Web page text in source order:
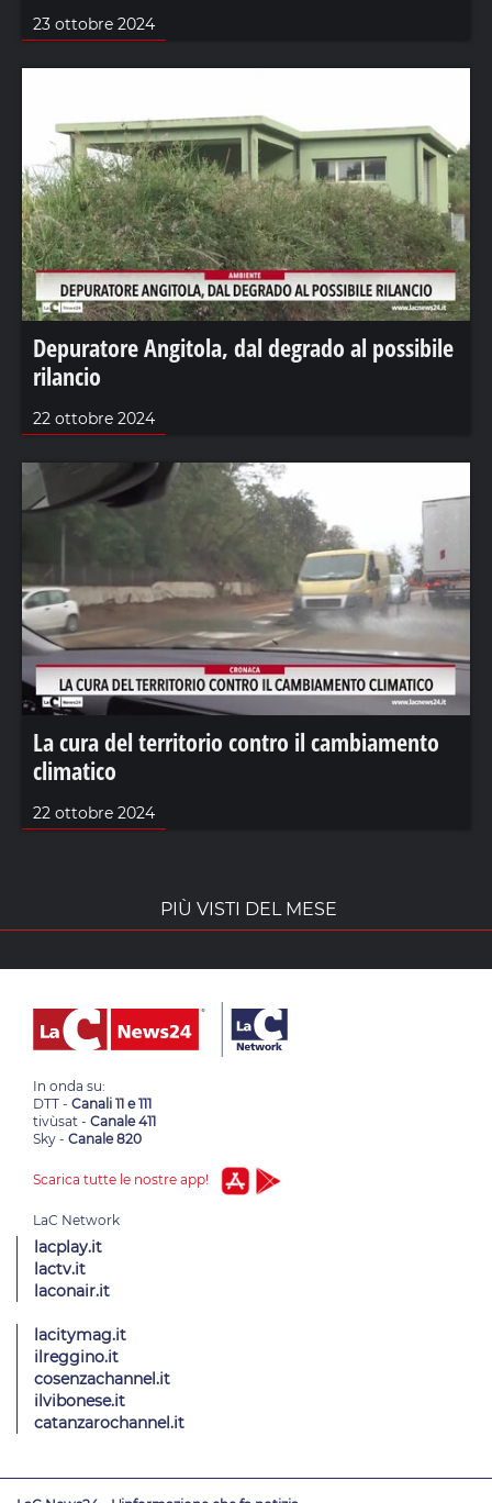
23 ottobre 2024
Depuratore Angitola, dal degrado al possibile
rilancio
22 ottobre 2024
La cura del territorio contro il cambiamento
climatico
22 ottobre 2024
PIÙ VISTI DEL MESE
In onda su:
DTT - Canali 11 e 111
tivùsat - Canale 411
Sky - Canale 820
Scarica tutte le nostre app!
lacplay.it
lactv.it
laconair.it
lacitymag.it
ilreggino.it
cosenzachannel.it
ilvibonese.it
catanzarochannel.it